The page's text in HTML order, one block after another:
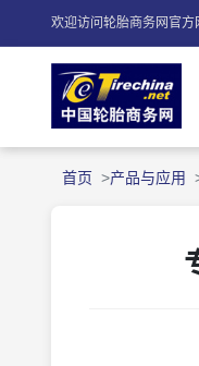
欢迎访问轮胎商务网官方
首页 产品与应用